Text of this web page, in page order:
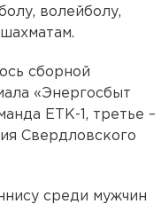
волейболу,
сборной
«Энергосбыт
ЕТК-1, третье –
Свердловского
среди мужчин